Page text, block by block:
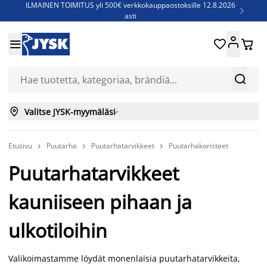
ILMAINEN TOIMITUS yli 500€ verkkokauppaostoksille 12.8.2026
asti

Jenkkisänkyjä - Säästä jopa 60%


 
 Valitse JYSK-myymäläsi
Etusivu  Puutarha  Puutarhatarvikkeet  Puutarhakoristeet
Puutarhatarvikkeet
kauniiseen pihaan ja
ulkotiloihin
Valikoimastamme löydät monenlaisia puutarhatarvikkeita,